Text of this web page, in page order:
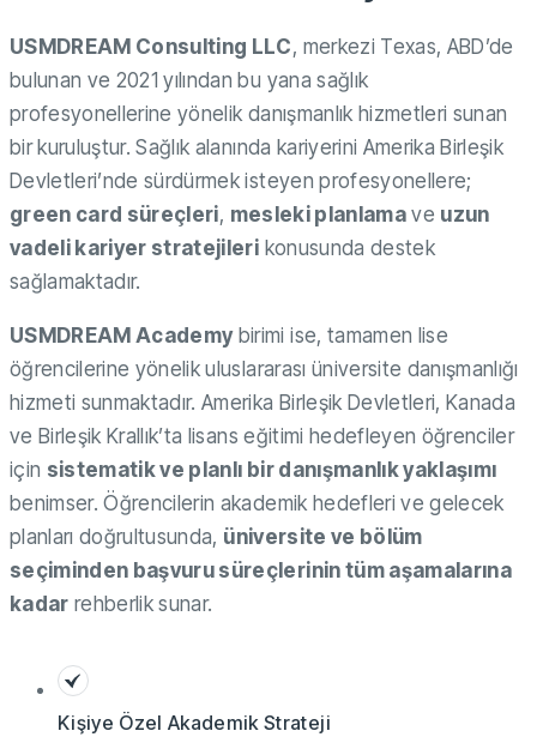
USMDREAM Consulting LLC, merkezi Texas, ABD’de
bulunan ve 2021 yılından bu yana sağlık
profesyonellerine yönelik danışmanlık hizmetleri sunan
bir kuruluştur. Sağlık alanında kariyerini Amerika Birleşik
Devletleri’nde sürdürmek isteyen profesyonellere;
green card süreçleri, mesleki planlamave uzun
vadeli kariyer stratejileri konusunda destek
sağlamaktadır.
USMDREAM Academybirimi ise, tamamen lise
öğrencilerine yönelik uluslararası üniversite danışmanlığı
hizmeti sunmaktadır. Amerika Birleşik Devletleri, Kanada
ve Birleşik Krallık’ta lisans eğitimi hedefleyen öğrenciler
için sistematik ve planlı bir danışmanlık yaklaşımı
benimser. Öğrencilerin akademik hedefleri ve gelecek
planları doğrultusunda, üniversite ve bölüm
seçiminden başvuru süreçlerinin tüm aşamalarına
kadar rehberlik sunar.
Kişiye Özel Akademik Strateji